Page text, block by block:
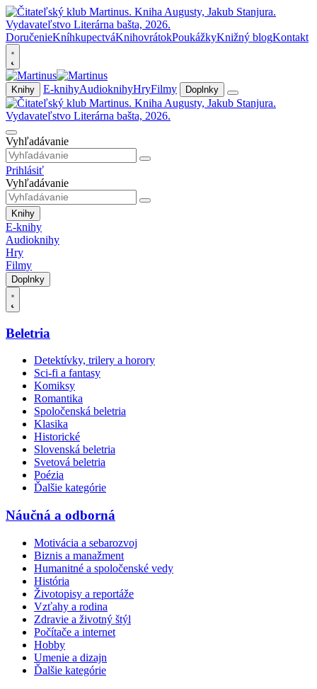
DoručenieKníhkupectváKnihovrátokPoukážkyKnižný blogKontakt
Knihy E-knihyAudioknihyHryFilmy Doplnky
Vyhľadávanie
Prihlásiť
Vyhľadávanie
Knihy
E-knihy
Audioknihy
Hry
Filmy
Doplnky
Beletria
Detektívky, trilery a horory
Sci-fi a fantasy
Komiksy
Romantika
Spoločenská beletria
Klasika
Historické
Slovenská beletria
Svetová beletria
Poézia
Ďalšie kategórie
Náučná a odborná
Motivácia a sebarozvoj
Biznis a manažment
Humanitné a spoločenské vedy
História
Životopisy a reportáže
Vzťahy a rodina
Zdravie a životný štýl
Počítače a internet
Hobby
Umenie a dizajn
Ďalšie kategórie